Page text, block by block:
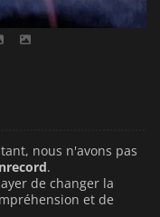
nous n'avons pas
.
de changer la
et de